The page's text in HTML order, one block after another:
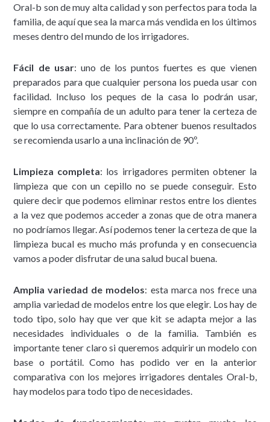
Oral-b son de muy alta calidad y son perfectos para toda la
familia, de aquí que sea la marca más vendida en los últimos
meses dentro del mundo de los irrigadores.
Fácil de usar: uno de los puntos fuertes es que vienen
preparados para que cualquier persona los pueda usar con
facilidad. Incluso los peques de la casa lo podrán usar,
siempre en compañía de un adulto para tener la certeza de
que lo usa correctamente. Para obtener buenos resultados
se recomienda usarlo a una inclinación de 90º.
Limpieza completa: los irrigadores permiten obtener la
limpieza que con un cepillo no se puede conseguir. Esto
quiere decir que podemos eliminar restos entre los dientes
a la vez que podemos acceder a zonas que de otra manera
no podríamos llegar. Así podemos tener la certeza de que la
limpieza bucal es mucho más profunda y en consecuencia
vamos a poder disfrutar de una salud bucal buena.
Amplia variedad de modelos: esta marca nos frece una
amplia variedad de modelos entre los que elegir. Los hay de
todo tipo, solo hay que ver que kit se adapta mejor a las
necesidades individuales o de la familia. También es
importante tener claro si queremos adquirir un modelo con
base o portátil. Como has podido ver en la anterior
comparativa con los mejores irrigadores dentales Oral-b,
hay modelos para todo tipo de necesidades.